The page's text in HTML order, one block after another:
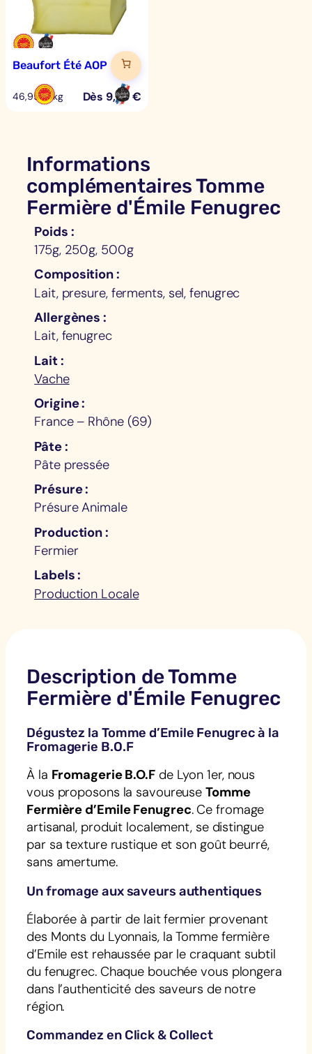
Beaufort Été AOP
46,95 €/kg Dès 9,39€
Informations
complémentaires Tomme
Fermière d'Émile Fenugrec
Poids
175g, 250g, 500g
Composition
Lait, presure, ferments, sel, fenugrec
Allergènes
Lait, fenugrec
Lait
Vache
Origine
France – Rhône (69)
Pâte
Pâte pressée
Présure
Présure Animale
Production
Fermier
Labels
Production Locale
Description de Tomme
Fermière d'Émile Fenugrec
Dégustez la Tomme d’Emile Fenugrec à la
Fromagerie B.O.F
À la Fromagerie B.O.Fde Lyon 1er, nous
vous proposons la savoureuseTomme
Fermière d’Emile Fenugrec. Ce fromage
artisanal, produit localement, se distingue
par sa texture rustique et son goût beurré,
sans amertume.
Un fromage aux saveurs authentiques
Élaborée à partir de lait fermier provenant
des Monts du Lyonnais, la Tomme fermière
d’Emile est rehaussée par le craquant subtil
du fenugrec. Chaque bouchée vous plongera
dans l’authenticité des saveurs de notre
région.
Commandez en Click & Collect